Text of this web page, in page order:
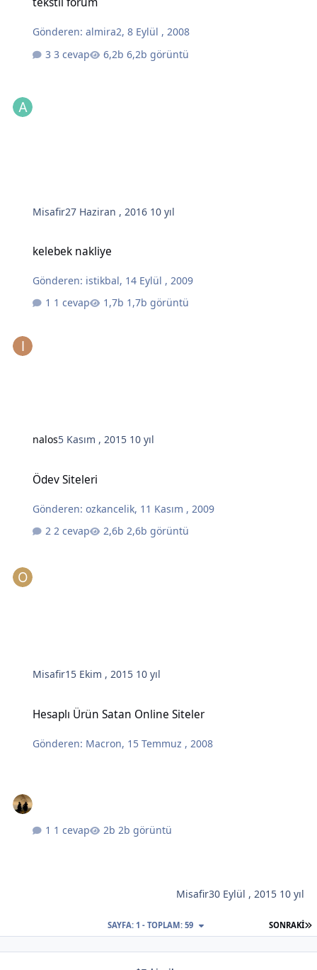
Gönderen:almira2,8 Eylül , 2008
3 cevap
6,2b görüntü
Misafir27 Haziran , 2016 10 yıl
kelebek nakliye
Gönderen: istikbal, 14 Eylül , 2009
1 cevap
1,7b görüntü
nalos5 Kasım , 2015 10 yıl
Ödev Siteleri
Gönderen:ozkancelik, 11 Kasım , 2009
2 cevap
2,6b görüntü
Misafir15 Ekim , 2015 10 yıl
Hesaplı Ürün Satan Online Siteler
Gönderen: Macron, 15 Temmuz , 2008
1 cevap 2b görüntü
Misafir30 Eylül , 2015 10 yıl
SONRAKI
SAYFA: 1 - TOPLAM: 59